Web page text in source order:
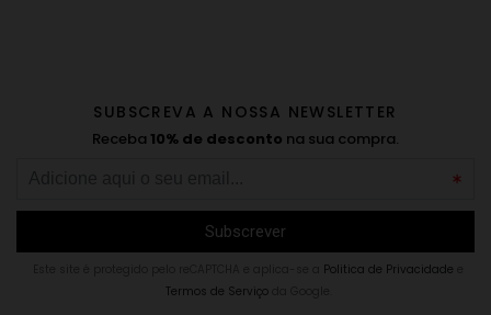
SUBSCREVA A NOSSA NEWSLETTER
Receba 10% de desconto na sua compra.
Politica de Privacidade
Termos de Serviçoda Google.